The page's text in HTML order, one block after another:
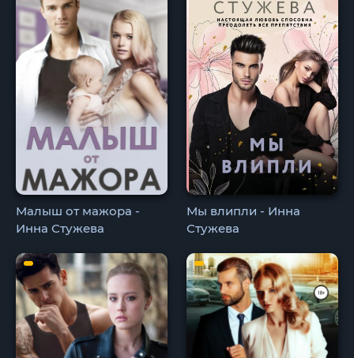
Малыш от мажора -
Инна Стужева
Мы влипли - Инна
Стужева